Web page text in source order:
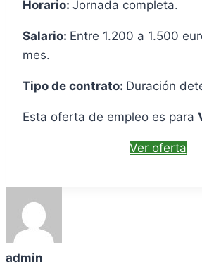
Horario: Jornada completa.
Salario: Entre 1.200 a 1.500
mes.
Tipo de contrato: Duración
Esta oferta de empleo es para
Ver oferta
admin